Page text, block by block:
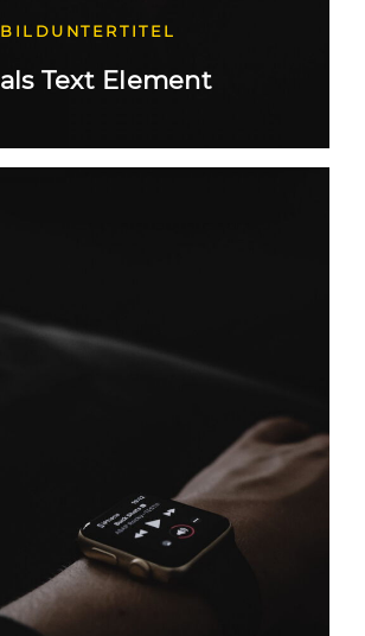
BILDUNTERTITEL
als Text Element